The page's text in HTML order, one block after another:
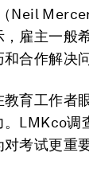
Neil
雇主一般
合作解决
育工作者
LMKco调
考试更重